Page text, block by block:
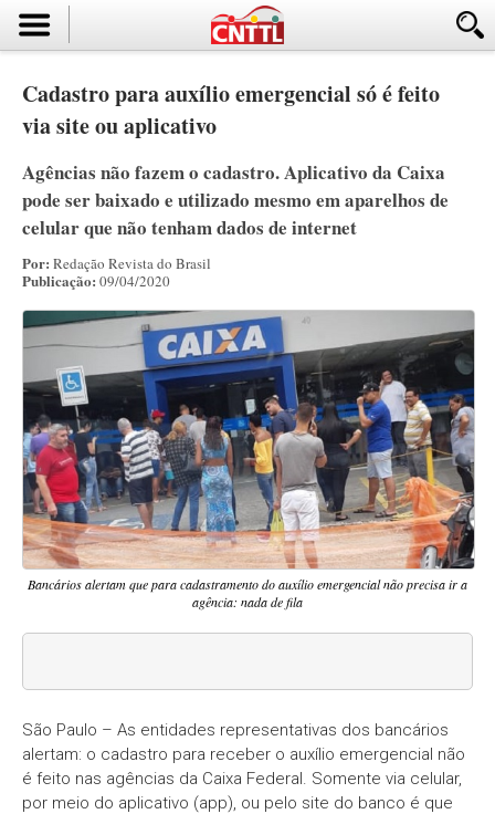
Cadastro para auxílio emergencial só é feito
via site ou aplicativo
Agências não fazem o cadastro. Aplicativo da Caixa
pode ser baixado e utilizado mesmo em aparelhos de
celular que não tenham dados de internet
Por: Redação Revista do Brasil
Publicação: 09/04/2020
Bancários alertam que para cadastramento do auxílio emergencial não precisa ir a
agência: nada de fila
São Paulo – As entidades representativas dos bancários
alertam: o cadastro para receber o auxílio emergencial não
é feito nas agências da Caixa Federal. Somente via celular,
por meio do aplicativo (app), ou pelo site do banco é que